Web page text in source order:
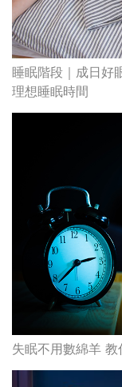
睡眠階段｜成日好
理想睡眠時間
失眠不用數綿羊